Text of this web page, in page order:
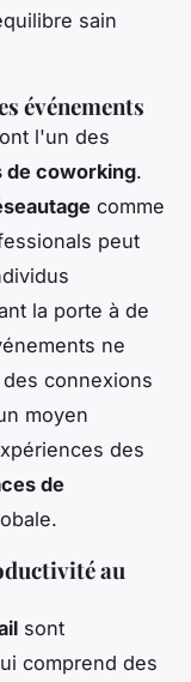
sain
événements
l'un des
de coworking.
comme
peut
la porte à de
ne
connexions
moyen
des
de
au
sont
comprend des